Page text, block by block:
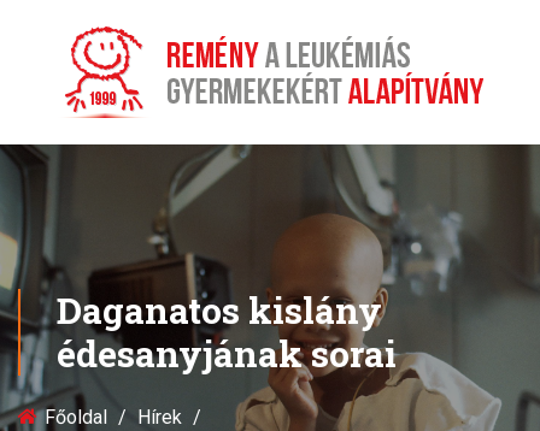
Daganatos kislány
édesanyjának sorai
Főoldal
Hírek